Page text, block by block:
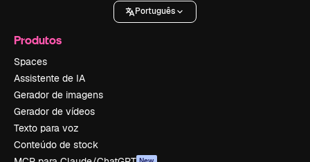
Português
Produtos
Spaces
Assistente de IA
Gerador de imagens
Gerador de vídeos
Texto para voz
Conteúdo de stock